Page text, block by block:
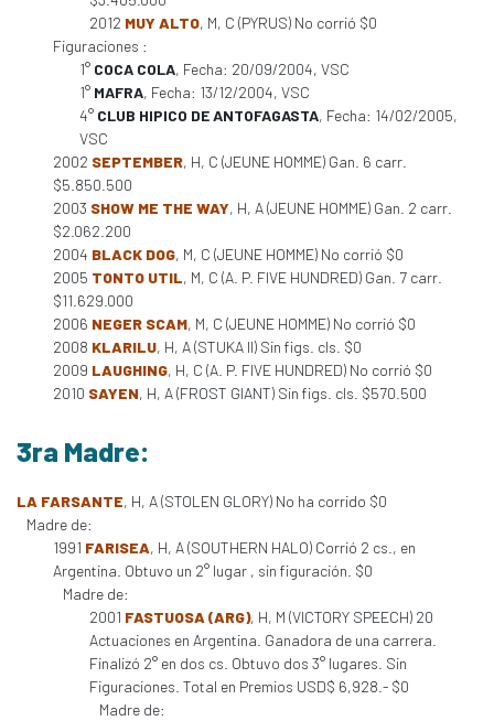
2012 MUY ALTO, M, C (PYRUS) No corrió $0
Figuraciones :
1° COCA COLA, Fecha: 20/09/2004, VSC
1° MAFRA, Fecha: 13/12/2004, VSC
4° CLUB HIPICO DE ANTOFAGASTA, Fecha: 14/02/2005,
VSC
2002 SEPTEMBER, H, C (JEUNE HOMME) Gan. 6 carr.
$5.850.500
2003 SHOW ME THE WAY, H, A (JEUNE HOMME) Gan. 2 carr.
$2.062.200
2004 BLACK DOG, M, C (JEUNE HOMME) No corrió $0
2005 TONTO UTIL, M, C (A. P. FIVE HUNDRED) Gan. 7 carr.
$11.629.000
2006 NEGER SCAM, M, C (JEUNE HOMME) No corrió $0
2008 KLARILU, H, A (STUKA II) Sin figs. cls. $0
2009 LAUGHING, H, C (A. P. FIVE HUNDRED) No corrió $0
2010 SAYEN, H, A (FROST GIANT) Sin figs. cls. $570.500
3ra Madre:
LA FARSANTE, H, A (STOLEN GLORY) No ha corrido $0
Madre de:
1991 FARISEA, H, A (SOUTHERN HALO) Corrió 2 cs., en
Argentina. Obtuvo un 2° lugar , sin figuración. $0
Madre de:
2001 FASTUOSA (ARG), H, M (VICTORY SPEECH) 20
Actuaciones en Argentina. Ganadora de una carrera.
Finalizó 2° en dos cs. Obtuvo dos 3° lugares. Sin
Figuraciones. Total en Premios USD$ 6,928.- $0
Madre de: